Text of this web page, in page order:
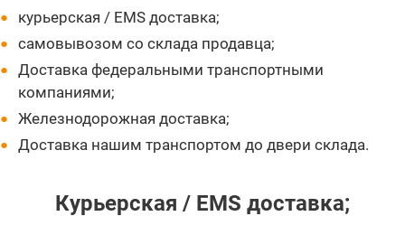
курьерская / EMS доставка;
самовывозом со склада продавца;
Доставка федеральными транспортными
компаниями;
Железнодорожная доставка;
Доставка нашим транспортом до двери склада.
Курьерская / EMS доставка;